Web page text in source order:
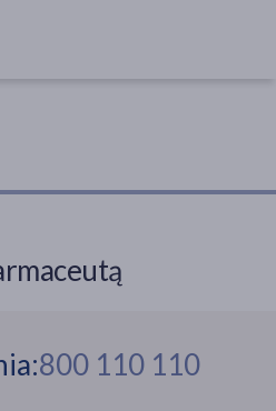
800 110 110